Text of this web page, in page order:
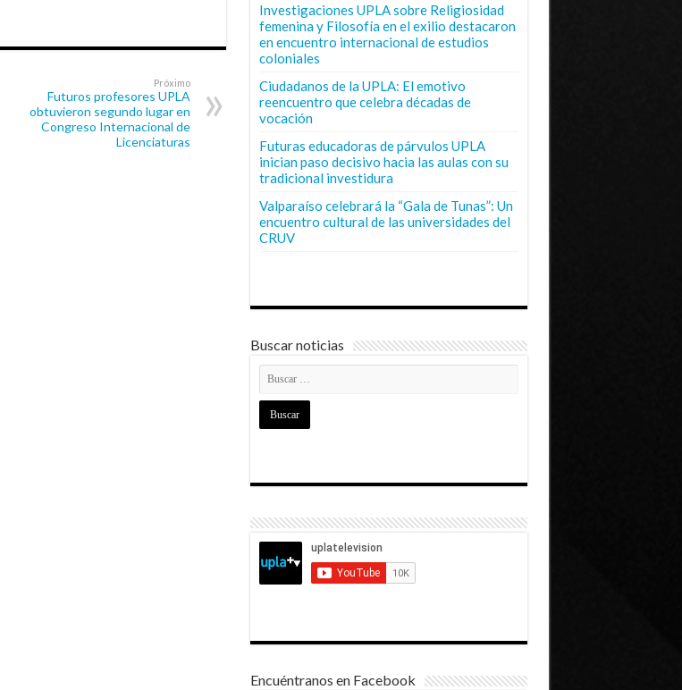
Próximo
Futuros profesores UPLA
obtuvieron segundo lugar en
Congreso Internacional de
Licenciaturas
Investigaciones UPLA sobre Religiosidad
femenina y Filosofía en el exilio destacaron
en encuentro internacional de estudios
coloniales
Ciudadanos de la UPLA: El emotivo
reencuentro que celebra décadas de
vocación
Futuras educadoras de párvulos UPLA
inician paso decisivo hacia las aulas con su
tradicional investidura
Valparaíso celebrará la “Gala de Tunas”: Un
encuentro cultural de las universidades del
CRUV
Buscar noticias
Encuéntranos en Facebook